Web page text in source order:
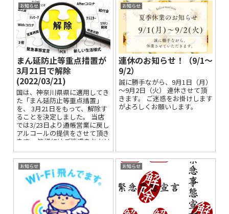
お知らせ
まん延防止等重点措置が
3月21日で解除
(2022/03/21)
国は、神奈川県県に適用してき
た「まん延防止等重点措置」
を、 3月21日をもって、解除す
ることを決定しました。 当店
では3/23日より通帳営業に戻し
アルコールの提供をさせて頂き
ます。 皆様にはご迷惑をおかけ
しますが、 (飲食の場で...
お知らせ
連休のお知らせ！（9/1～
9/2）
誠に勝手ながら、9月1日（月）
～9月2日（火） 連休させて頂
きます。 ご迷惑をお掛けします
がよろしくお願いします。
お知らせ お知らせ